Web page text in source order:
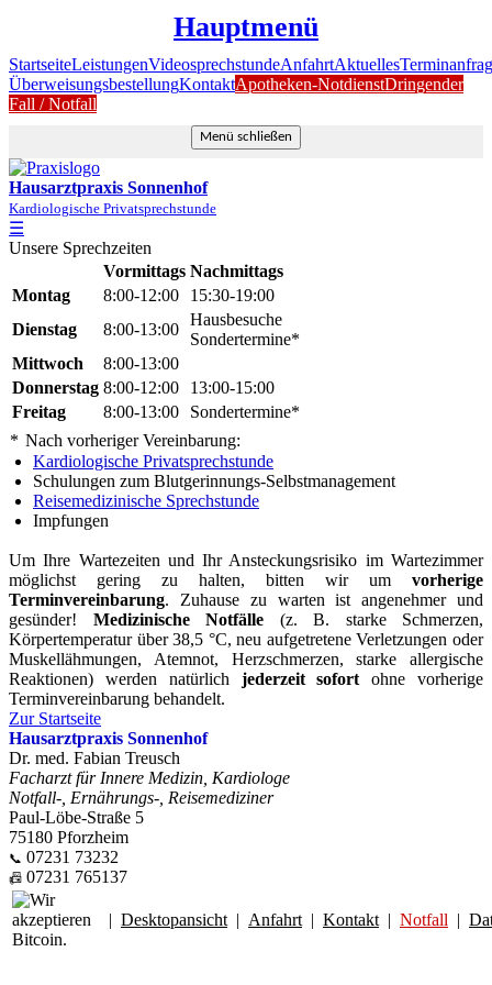
Hauptmenü
StartseiteLeistungenVideosprechstundeAnfahrtAktuelles
ÜberweisungsbestellungKontaktApotheken-NotdienstDringender
Fall / Notfall
Menü schließen
Hausarztpraxis Sonnenhof
Kardiologische Privatsprechstunde
☰
Unsere Sprechzeiten
Vormittags Nachmittags
Montag
8:00-12:00
15:30-19:00
Dienstag
8:00-13:00
Hausbesuche
Sondertermine*
Mittwoch
8:00-13:00
Donnerstag 8:00-12:00
13:00-15:00
Freitag
8:00-13:00
Sondertermine*
* Nach vorheriger Vereinbarung:
Kardiologische Privatsprechstunde
Schulungen zum Blutgerinnungs-Selbstmanagement
Reisemedizinische Sprechstunde
Impfungen
Um Ihre Wartezeiten und Ihr Ansteckungsrisiko im Wartezimmer
möglichst gering zu halten, bitten wir um vorherige
Terminvereinbarung. Zuhause zu warten ist angenehmer und
gesünder! Medizinische Notfälle (z. B. starke Schmerzen,
Körpertemperatur über 38,5 °C, neu aufgetretene Verletzungen oder
Muskellähmungen, Atemnot, Herzschmerzen, starke allergische
Reaktionen) werden natürlich jederzeit sofort ohne vorherige
Terminvereinbarung behandelt.
Zur Startseite
Hausarztpraxis Sonnenhof
Dr. med. Fabian Treusch
Facharzt für Innere Medizin, Kardiologe
Notfall-, Ernährungs-, Reisemediziner
Paul-Löbe-Straße 5
75180 Pforzheim
📞 07231 73232
📠 07231 765137
| Desktopansicht | Anfahrt | Kontakt | Notfall |